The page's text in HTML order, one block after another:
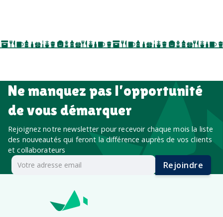
salon professionnel
Ne manquez pas l’opportunité
de vous démarquer
Rejoignez notre newsletter pour recevoir chaque mois la liste
des nouveautés qui feront la différence auprès de vos clients
et collaborateurs
Rejoindre